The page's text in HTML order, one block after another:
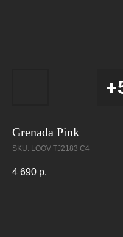
Grenada Pink
SKU: LOOV TJ2183 C4
4 690 р.